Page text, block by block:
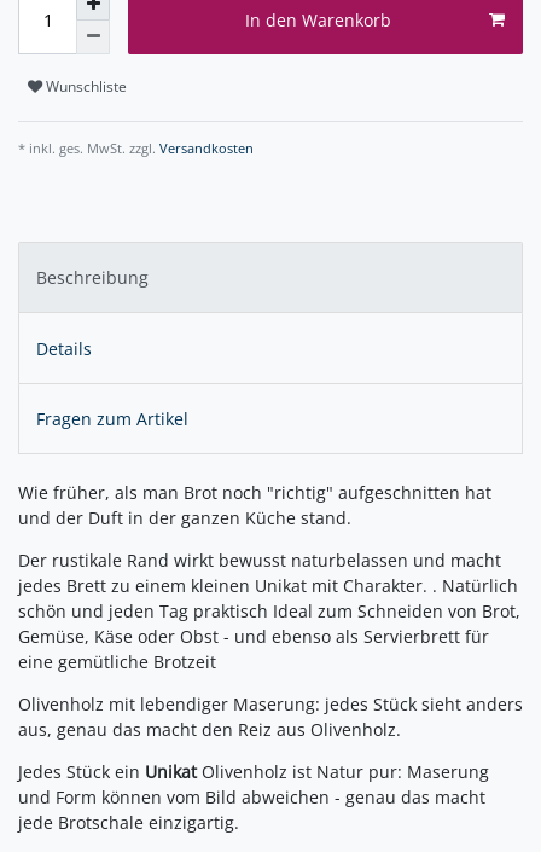
In den Warenkorb
Wunschliste
* inkl. ges. MwSt. zzgl. Versandkosten
Beschreibung
Details
Fragen zum Artikel
Wie früher, als man Brot noch "richtig" aufgeschnitten hat
und der Duft in der ganzen Küche stand.
Der rustikale Rand wirkt bewusst naturbelassen und macht
jedes Brett zu einem kleinen Unikat mit Charakter. . Natürlich
schön und jeden Tag praktisch Ideal zum Schneiden von Brot,
Gemüse, Käse oder Obst - und ebenso als Servierbrett für
eine gemütliche Brotzeit
Olivenholz mit lebendiger Maserung: jedes Stück sieht anders
aus, genau das macht den Reiz aus Olivenholz.
Jedes Stück ein UnikatOlivenholz ist Natur pur: Maserung
und Form können vom Bild abweichen - genau das macht
jede Brotschale einzigartig.